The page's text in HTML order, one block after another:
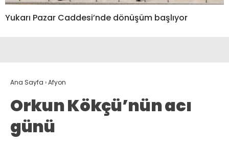
Yukarı Pazar Caddesi’nde dönüşüm başlıyor
Ana Sayfa ›Afyon
Orkun Kökçü’nün acı
günü